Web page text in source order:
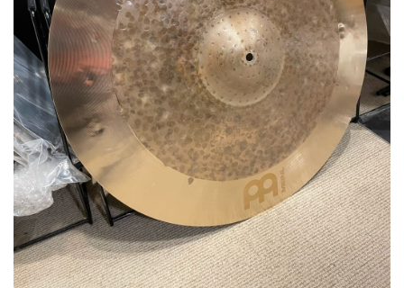
キーボード 電子ピアノ
管楽器 その他楽器
アンプ エフェクター
DJ機器 DTM